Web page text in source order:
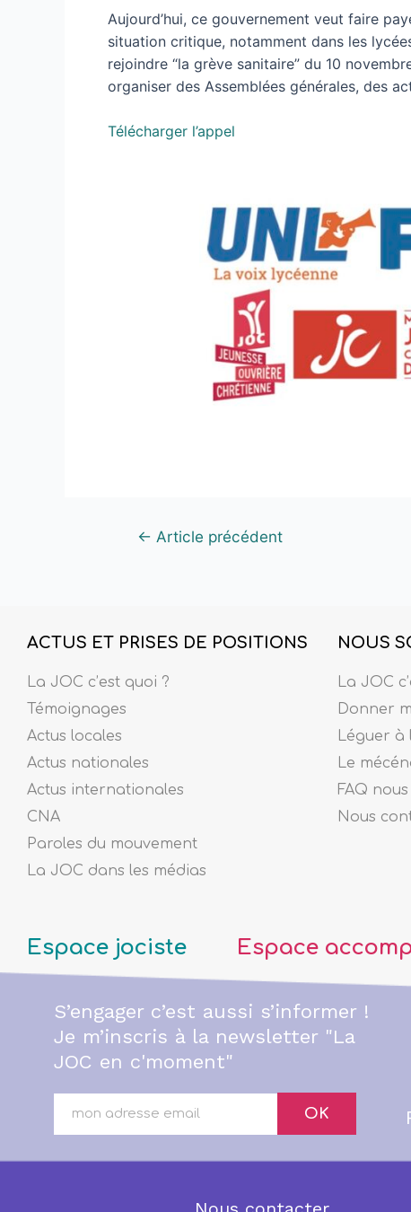
Aujourd’hui, ce gouvernement veut faire
situation critique, notamment dans les
rejoindre “la grève sanitaire” du 10
organiser des Assemblées générales, des
Télécharger l’appel
← Article précédent
ACTUS ET PRISES DE POSITIONS
La JOC c’est quoi ?
Témoignages
Actus locales
Actus nationales
Actus internationales
CNA
Paroles du mouvement
La JOC dans les médias
NOUS
La JOC
Donner
Léguer à
Le
FAQ
Nous
Espace jociste Espace
S’engager c’est aussi s’informer !
Je m’inscris à la newsletter "La
JOC en c'moment"
OK